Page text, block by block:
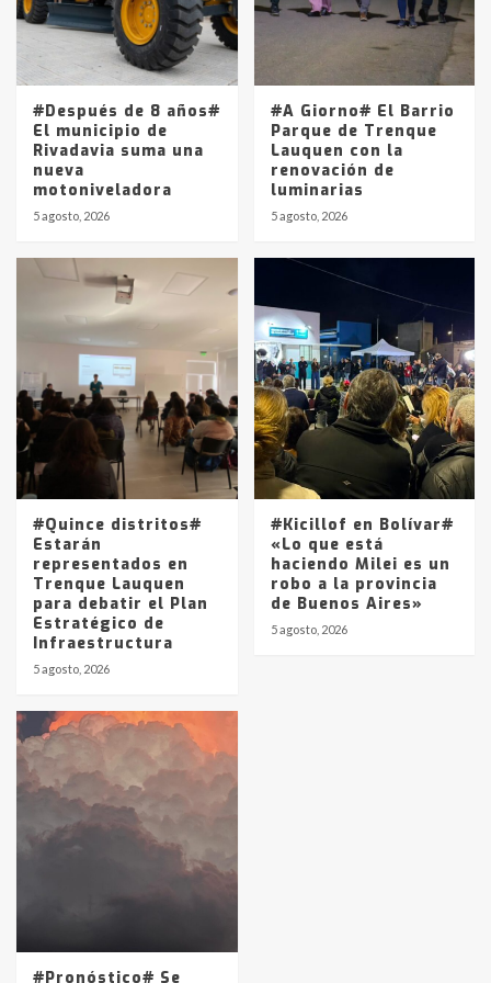
5
Los precios de los combustibles en
La Pampa, desde YPF hasta Axion
entre 857 a 1338 pesos
#Después de 8 años#
El municipio de
Rivadavia suma una
nueva
motoniveladora
5 agosto, 2026
#A Giorno# El Barrio
Parque de Trenque
Lauquen con la
renovación de
luminarias
5 agosto, 2026
#Quince distritos#
Estarán
representados en
Trenque Lauquen
para debatir el Plan
Estratégico de
Infraestructura
5 agosto, 2026
#Kicillof en Bolívar#
«Lo que está
haciendo Milei es un
robo a la provincia
de Buenos Aires»
5 agosto, 2026
#Pronóstico# Se